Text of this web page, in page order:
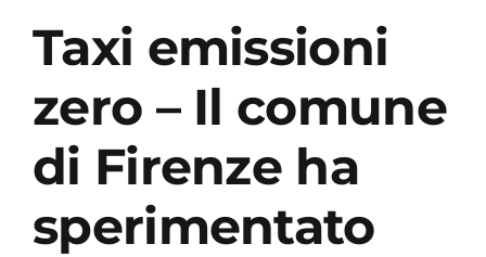
Studi e ricerche
Analisi di mercato
Utilità
Taxi emissioni
zero – Il comune
di Firenze ha
sperimentato